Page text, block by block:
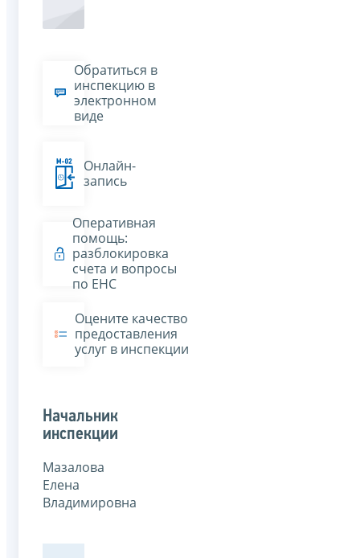
Обратиться в
инспекцию в
электронном
виде
Онлайн-
запись
Оперативная
помощь:
разблокировка
счета и вопросы
по ЕНС
Оцените качество
предоставления
услуг в инспекции
Начальник
инспекции
Мазалова
Елена
Владимировна